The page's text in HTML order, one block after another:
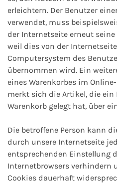
erleichtern. Der Benutzer
verwendet, muss
der Internetseite erneut
weil dies von der
Computersystem des
übernommen wird. Ein
eines Warenkorbes im
merkt sich die Artikel, die
Warenkorb gelegt hat, über
Die betroffene Person kann
durch unsere Internetseite
entsprechenden Einstellung
Internetbrowsers verhindern
Cookies dauerhaft